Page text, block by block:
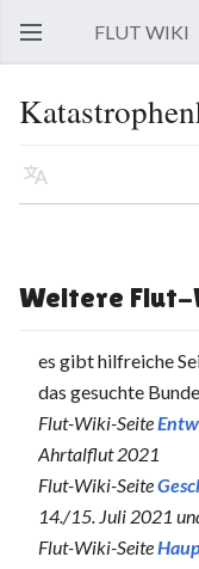
Hauptmenü öffnen
FLUT WIKI
Sprache
Weitere
es gibt hilfreiche
das gesuchte
Flut-Wiki-Seite
Ahrtalflut 2021
Flut-Wiki-Seite
14./15. Juli 2021
Flut-Wiki-Seite